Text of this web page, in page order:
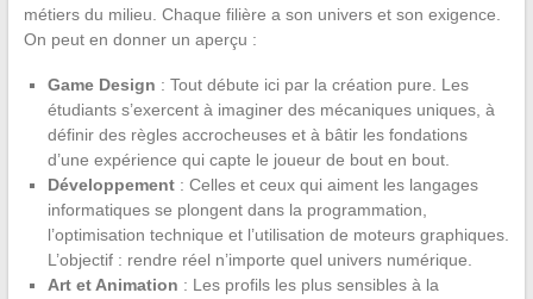
métiers du milieu. Chaque filière a son univers et son exigence.
On peut en donner un aperçu :
Game Design : Tout débute ici par la création pure. Les
étudiants s’exercent à imaginer des mécaniques uniques, à
définir des règles accrocheuses et à bâtir les fondations
d’une expérience qui capte le joueur de bout en bout.
Développement: Celles et ceux qui aiment les langages
informatiques se plongent dans la programmation,
l’optimisation technique et l’utilisation de moteurs graphiques.
L’objectif : rendre réel n’importe quel univers numérique.
Art et Animation : Les profils les plus sensibles à la